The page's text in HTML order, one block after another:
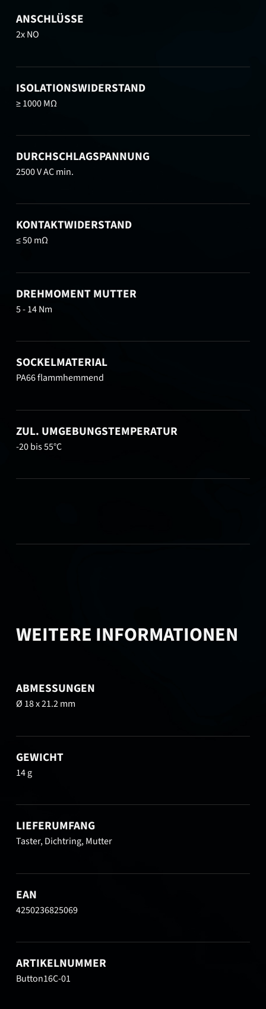
ANSCHLÜSSE
2x NO
ISOLATIONSWIDERSTAND
≥ 1000 MΩ
DURCHSCHLAGSPANNUNG
2500 V AC min.
KONTAKTWIDERSTAND
≤ 50 mΩ
DREHMOMENT MUTTER
5 - 14 Nm
SOCKELMATERIAL
PA66 flammhemmend
ZUL. UMGEBUNGSTEMPERATUR
-20 bis 55°C
WEITERE INFORMATIONEN
ABMESSUNGEN
Ø 18 x 21.2 mm
GEWICHT
14 g
LIEFERUMFANG
Taster, Dichtring, Mutter
EAN
4250236825069
ARTIKELNUMMER
Button16C-01